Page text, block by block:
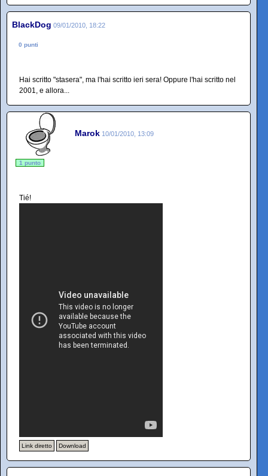
BlackDog 09/01/2010, 18:22
0 punti
Hai scritto "stasera", ma l'hai scritto ieri sera! Oppure l'hai scritto nel
2001, e allora...
Marok 10/01/2010, 13:09
1 punto
Tié!
Link diretto Download